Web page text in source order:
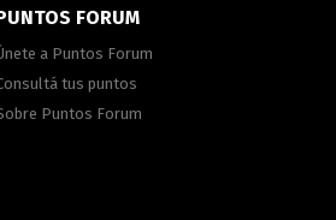
FORUM
a Puntos Forum
tus puntos
Puntos Forum